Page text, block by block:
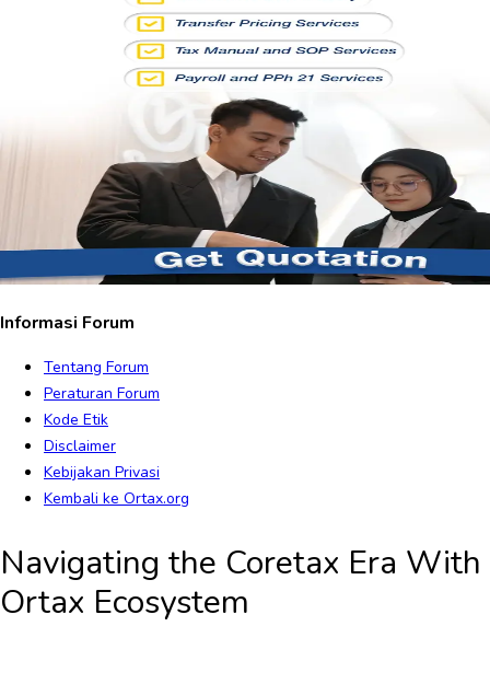
Informasi Forum
Tentang Forum
Peraturan Forum
Kode Etik
Disclaimer
Kebijakan Privasi
Kembali ke Ortax.org
Navigating the Coretax Era With
Ortax Ecosystem